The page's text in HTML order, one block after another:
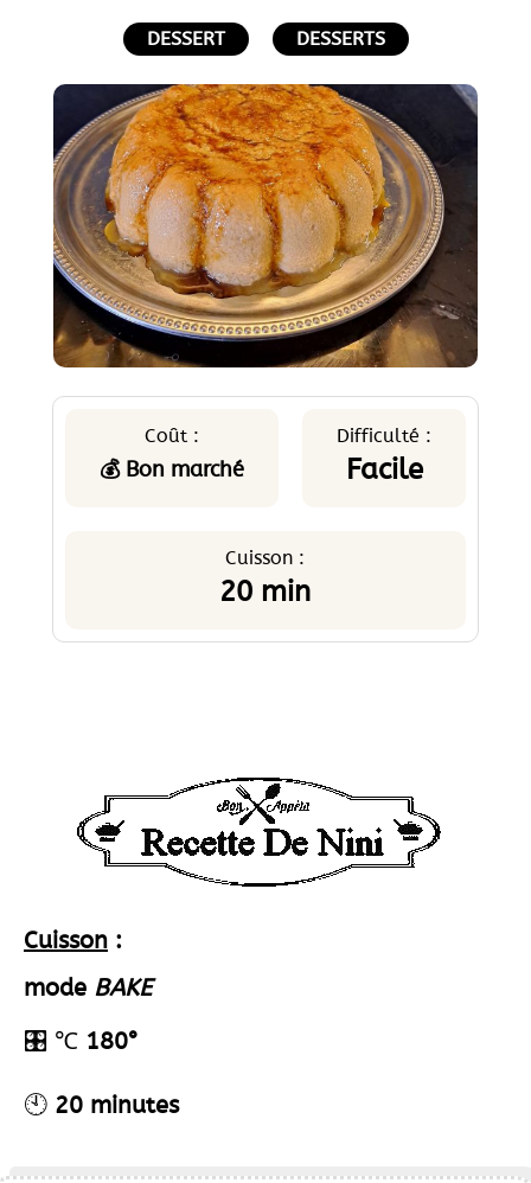
DESSERT DESSERTS
Coût :
💰 Bon marché
Difficulté :
Facile
Cuisson :
20 min
Cuisson :
mode BAKE
🎛️ ℃ 180°
🕙 20 minutes